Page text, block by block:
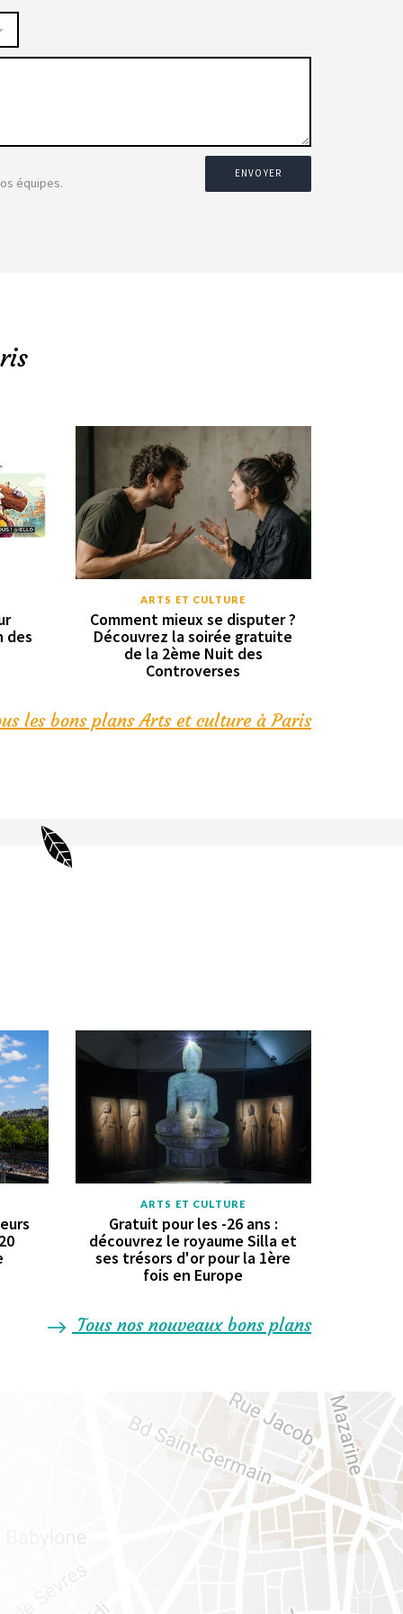
équipes.
ENVOYER
des
ARTS ET CULTURE
Comment mieux se disputer ?
Découvrez la soirée gratuite
de la 2ème Nuit des
Controverses
les bons plans Arts et culture à Paris
ARTS ET CULTURE
Gratuit pour les -26 ans :
découvrez le royaume Silla et
ses trésors d'or pour la 1ère
fois en Europe
Tous nos nouveaux bons plans